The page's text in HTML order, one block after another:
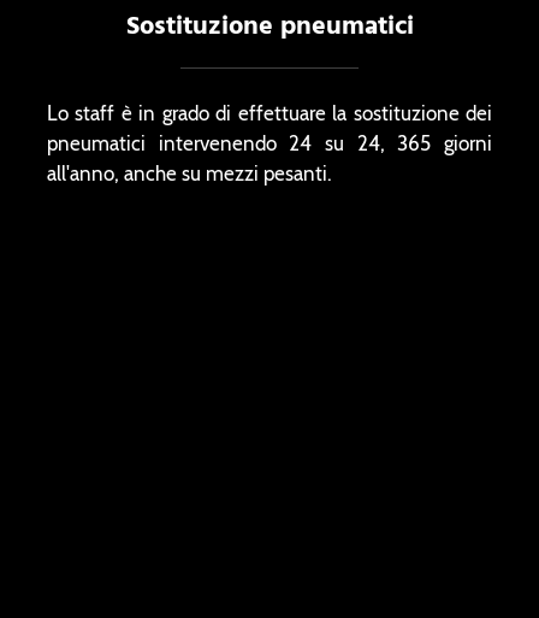
Sostituzione pneumatici
Lo staff è in grado di effettuare la sostituzione dei
pneumatici intervenendo 24 su 24, 365 giorni
all'anno, anche su mezzi pesanti.